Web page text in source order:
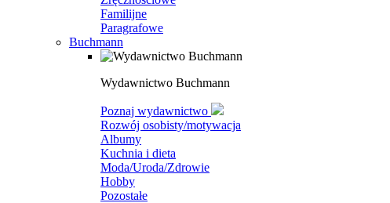
Familijne
Paragrafowe
Buchmann
Wydawnictwo Buchmann
Poznaj wydawnictwo
Rozwój osobisty/motywacja
Albumy
Kuchnia i dieta
Moda/Uroda/Zdrowie
Hobby
Pozostałe